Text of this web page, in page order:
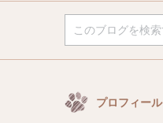
プロフィール